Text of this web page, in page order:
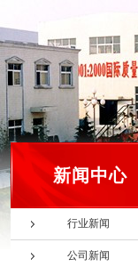
新闻中心
行业新闻
公司新闻